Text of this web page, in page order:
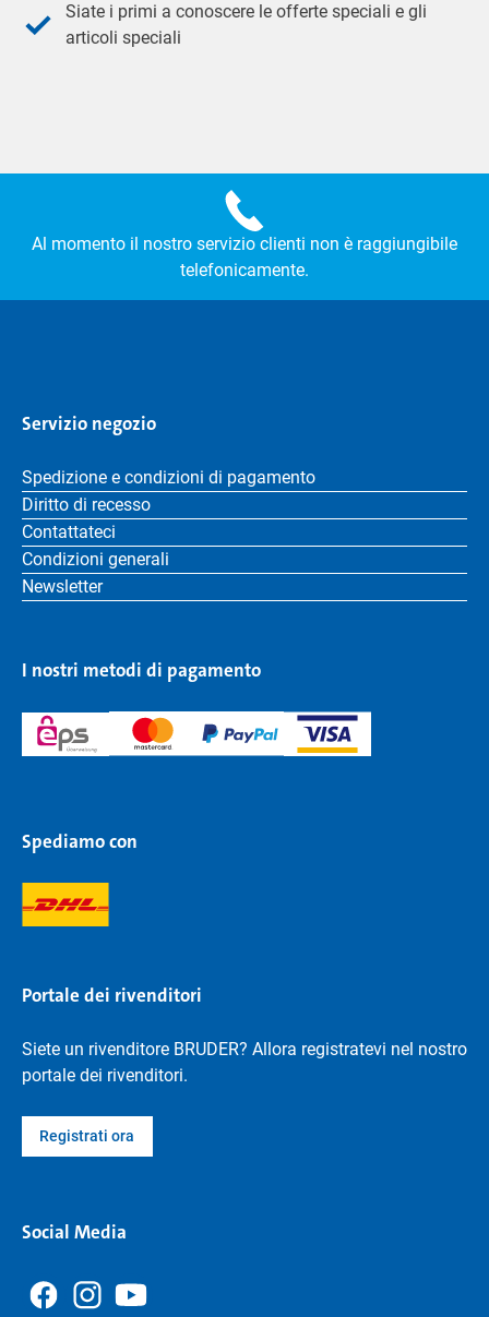
Siate i primi a conoscere le offerte speciali e gli
articoli speciali
Al momento il nostro servizio clienti non è raggiungibile
telefonicamente.
Servizio negozio
Spedizione e condizioni di pagamento
Diritto di recesso
Contattateci
Condizioni generali
Newsletter
I nostri metodi di pagamento
Spediamo con
Portale dei rivenditori
Siete un rivenditore BRUDER? Allora registratevi nel nostro
portale dei rivenditori.
Registrati ora
Social Media